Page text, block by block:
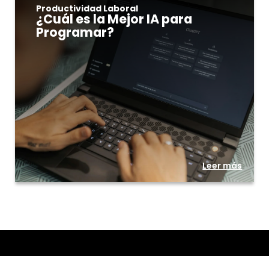
Productividad Laboral
¿Cuál es la Mejor IA para
Programar?
Leer más